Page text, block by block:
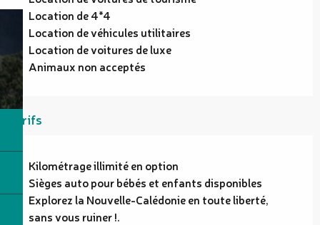
Location de 4*4
Location de véhicules utilitaires
Location de voitures de luxe
Animaux non acceptés
Tarifs
Kilométrage illimité en option
Sièges auto pour bébés et enfants disponibles
Explorez la Nouvelle-Calédonie en toute liberté,
sans vous ruiner !.